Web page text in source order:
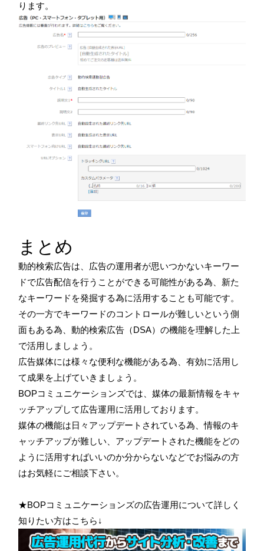
ります。
まとめ
動的検索広告は、広告の運用者が思いつかないキーワー
ドで広告配信を行うことができる可能性がある為、新た
なキーワードを発掘する為に活用することも可能です。
その一方でキーワードのコントロールが難しいという側
面もある為、動的検索広告（DSA）の機能を理解した上
で活用しましょう。
広告媒体には様々な便利な機能がある為、有効に活用し
て成果を上げていきましょう。
BOPコミュニケーションズでは、媒体の最新情報をキャ
ッチアップして広告運用に活用しております。
媒体の機能は日々アップデートされている為、情報のキ
ャッチアップが難しい、アップデートされた機能をどの
ように活用すればいいのか分からないなどでお悩みの方
はお気軽にご相談下さい。
★BOPコミュニケーションズの広告運用について詳しく
知りたい方はこちら↓